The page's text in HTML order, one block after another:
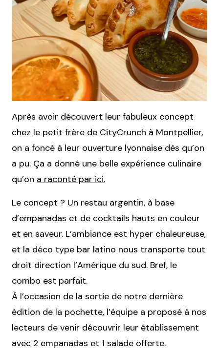
Après avoir découvert leur fabuleux concept
chez le petit frère de CityCrunch à Montpellier,
on a foncé à leur ouverture lyonnaise dès qu’on
a pu. Ça a donné une belle expérience culinaire
qu’on a raconté par ici.
Le concept ? Un restau argentin, à base
d’empanadas et de cocktails hauts en couleur
et en saveur. L’ambiance est hyper chaleureuse,
et la déco type bar latino nous transporte tout
droit direction l’Amérique du sud. Bref, le
combo est parfait.
À l’occasion de la sortie de notre dernière
édition de la pochette, l’équipe a proposé à nos
lecteurs de venir découvrir leur établissement
avec 2 empanadas et 1 salade offerte.